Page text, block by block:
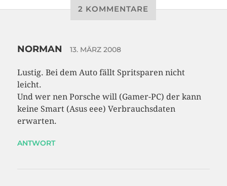
2 KOMMENTARE
NORMAN 13. MÄRZ 2008
Lustig. Bei dem Auto fällt Spritsparen nicht
leicht.
Und wer nen Porsche will (Gamer-PC) der kann
keine Smart (Asus eee) Verbrauchsdaten
erwarten.
ANTWORT